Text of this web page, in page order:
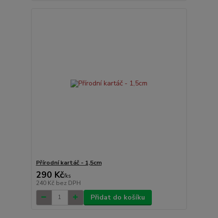
Přírodní kartáč - 1,5cm
290 Kč/ks
240 Kč bez DPH
Přidat do košíku